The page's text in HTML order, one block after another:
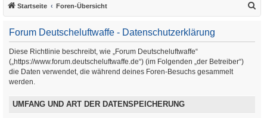
Startseite Foren-Übersicht
Forum Deutscheluftwaffe - Datenschutzerklärung
Diese Richtlinie beschreibt, wie „Forum Deutscheluftwaffe“
(„https://www.forum.deutscheluftwaffe.de“) (im Folgenden „der Betreiber“)
die Daten verwendet, die während deines Foren-Besuchs gesammelt
werden.
UMFANG UND ART DER DATENSPEICHERUNG